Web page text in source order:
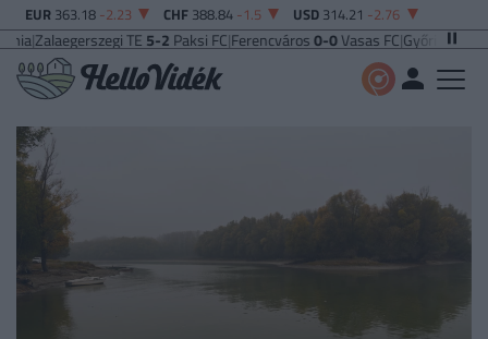
EUR 363.18 -2.23 CHF 388.84 -1.5 USD 314.21 -2.76
TE5-2Paksi FC|Ferencváros0-0Vasas FC|Győri ETO FC4-0